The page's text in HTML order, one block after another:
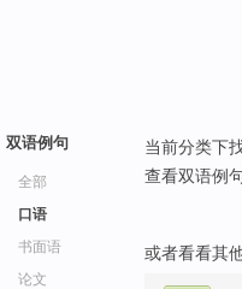
双语例句
全部
口语
书面语
论文
当前分类下
查看双语例
或者看看其